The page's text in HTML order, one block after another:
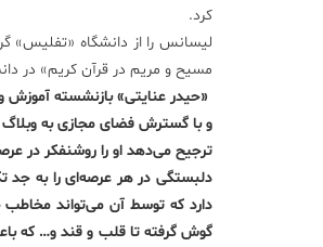
کرد.
لیسانس را از دانشگاه «تفلیس»
مسیح و مریم در قرآن کریم» در
«حیدر عنایتی» بازنشسته آموزش
و با گسترش فضای مجازی به
ترجیح می‌دهد او را روشنفکر در
دلبستگی در هر عرصه‌ای را به جد
دارد که توسط آن می‌تواند
گوش گرفته تا قلب و قند و… که